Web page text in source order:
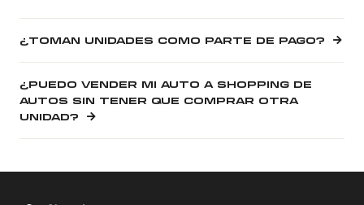
¿TOMAN UNIDADES COMO PARTE DE PAGO?
¿PUEDO VENDER MI AUTO A SHOPPING DE
AUTOS SIN TENER QUE COMPRAR OTRA
UNIDAD?